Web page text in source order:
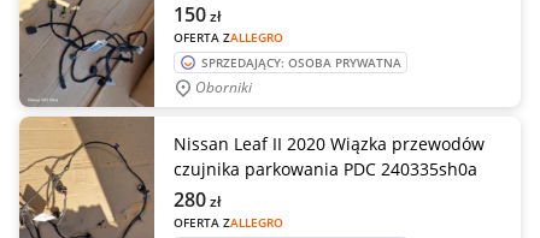
OFERTA ZALLEGRO
150zł
SPRZEDAJĄCY: OSOBA PRYWATNA
Oborniki
Nissan Leaf II 2020 Wiązka przewodów
czujnika parkowania PDC 240335sh0a
OFERTA ZALLEGRO
280zł